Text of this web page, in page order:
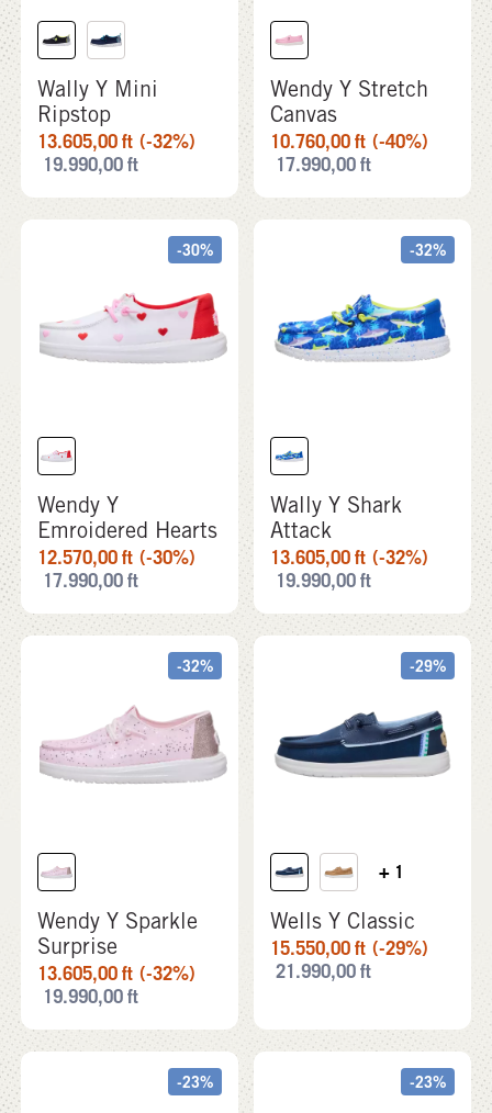
Wally Y Mini
Ripstop
13.605,00ft (-32%)
19.990,00ft
Wendy Y Stretch
Canvas
10.760,00ft (-40%)
17.990,00ft
-30%
Wendy Y
Emroidered Hearts
12.570,00ft (-30%)
17.990,00ft
-32%
Wally Y Shark
Attack
13.605,00ft (-32%)
19.990,00ft
-32%
Wendy Y Sparkle
Surprise
13.605,00ft (-32%)
19.990,00ft
-29%
+ 1
Wells Y Classic
15.550,00ft (-29%)
21.990,00ft
-23% -23%